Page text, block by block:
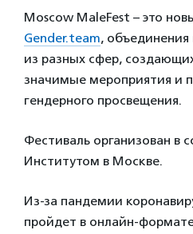
Moscow MaleFest – это
Gender.team,
из разных сфер,
значимые мероприятия и
гендерного просвещения.
Фестиваль организован в
Институтом в Москве.
Из-за пандемии
пройдет в онлайн-